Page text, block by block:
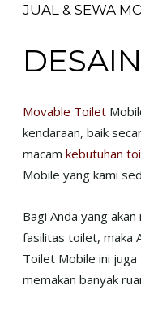
JUAL & SEWA
Movable Toilet
kendaraan, baik
macam kebutuhan
Mobile yang kami
Bagi Anda yang
fasilitas toilet, maka
Toilet Mobile ini
memakan banyak